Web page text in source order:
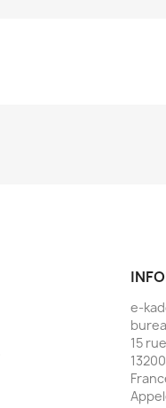
e-
15